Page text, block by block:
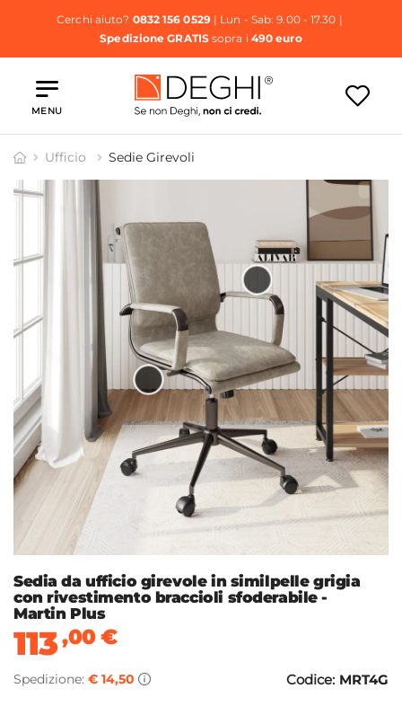
Cerchi aiuto? 0832 156 0529| Lun - Sab: 9.00 - 17.30 |
Spedizione GRATISsopra i 490 euro
MENU
Ufficio Sedie Girevoli
Sedia da ufficio girevole in similpelle grigia
con rivestimento braccioli sfoderabile -
Martin Plus
113,00€
Spedizione: € 14,50 Codice: MRT4G